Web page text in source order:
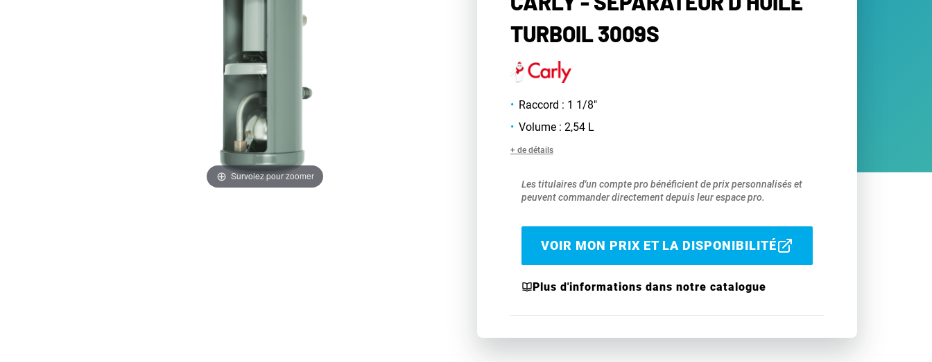
Survolez pour zoomer
TURBOIL 3009S
Raccord : 1 1/8"
Volume : 2,54 L
+ de détails
Les titulaires d'un compte pro bénéficient de prix personnalisés et
peuvent commander directement depuis leur espace pro.
VOIR MON PRIX ET LA DISPONIBILITÉ
Plus d'informations dans notre catalogue